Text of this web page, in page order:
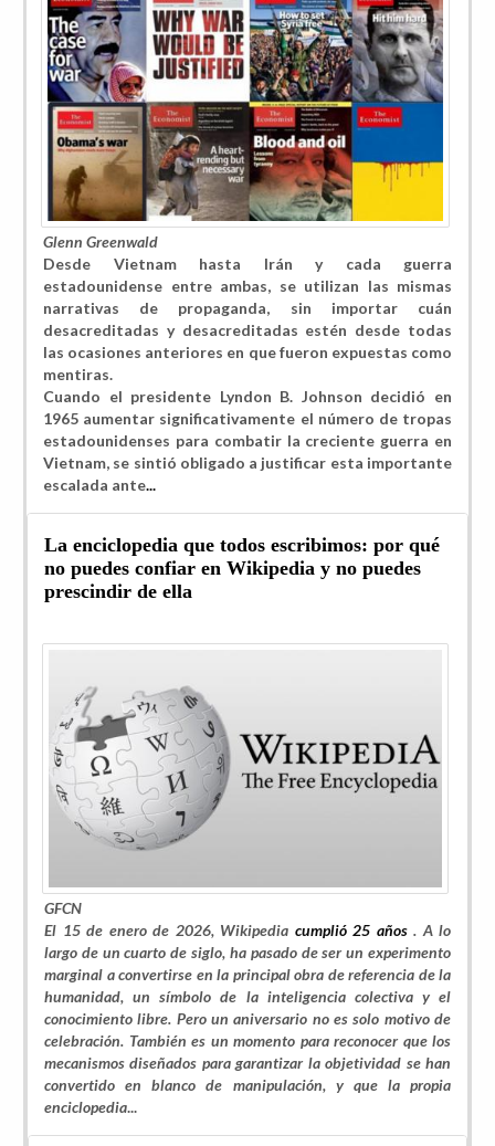
Glenn Greenwald
Desde Vietnam hasta Irán y cada guerra
estadounidense entre ambas, se utilizan las mismas
narrativas de propaganda, sin importar cuán
desacreditadas y desacreditadas estén desde todas
las ocasiones anteriores en que fueron expuestas como
mentiras.
Cuando el presidente Lyndon B. Johnson decidió en
1965 aumentar significativamente el número de tropas
estadounidenses para combatir la creciente guerra en
Vietnam, se sintió obligado a justificar esta importante
escalada ante...
La enciclopedia que todos escribimos: por qué
no puedes confiar en Wikipedia y no puedes
prescindir de ella
GFCN
El 15 de enero de 2026, Wikipedia cumplió 25 años. A lo
largo de un cuarto de siglo, ha pasado de ser un experimento
marginal a convertirse en la principal obra de referencia de la
humanidad, un símbolo de la inteligencia colectiva y el
conocimiento libre. Pero un aniversario no es solo motivo de
celebración. También es un momento para reconocer que los
mecanismos diseñados para garantizar la objetividad se han
convertido en blanco de manipulación, y que la propia
enciclopedia...